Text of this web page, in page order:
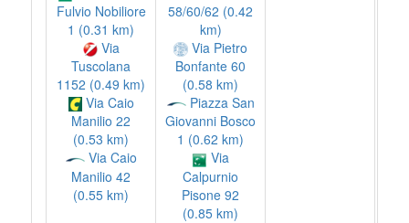
Fulvio Nobiliore
1 (0.31 km)
Via
Tuscolana
1152 (0.49 km)
Via Caio
Manilio 22
(0.53 km)
Via Caio
Manilio 42
(0.55 km)
58/60/62 (0.42
km)
Via Pietro
Bonfante 60
(0.58 km)
Piazza San
Giovanni Bosco
1 (0.62 km)
Via
Calpurnio
Pisone 92
(0.85 km)